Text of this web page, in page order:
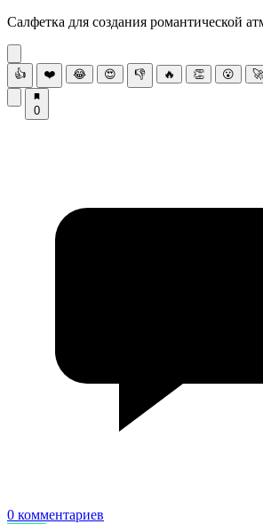
Салфетка для создания романтической
👍 ❤️ 😂 😍 👎 🔥 👏 😮 🚀
0
0 комментариев